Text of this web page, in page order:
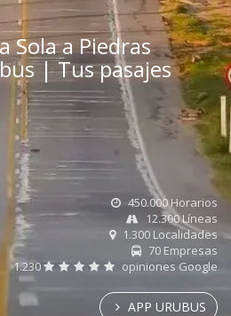
Sola a Piedras
| Tus pasajes
450.000 Horarios
12.300 Líneas
1.300 Localidades
70 Empresas
1.230
opiniones Google
APP URUBUS